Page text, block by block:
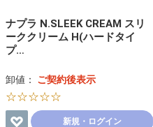
ナプラ N.SLEEK CREAM スリ
ーククリーム H(ハードタイ
プ…
卸値： ご契約後表示
☆☆☆☆☆
新規・ログイン